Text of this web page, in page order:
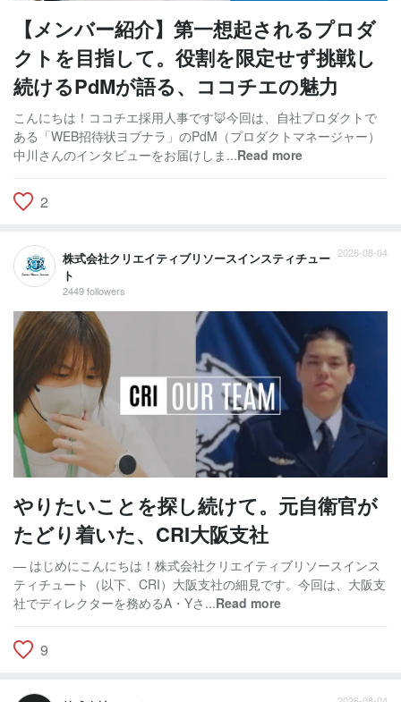
【メンバー紹介】第一想起されるプロダ
クトを目指して。役割を限定せず挑戦し
続けるPdMが語る、ココチエの魅力
こんにちは！ココチエ採用人事です🦊今回は、自社プロダクトで
ある「WEB招待状ヨブナラ」のPdM（プロダクトマネージャー）
中川さんのインタビューをお届けしま...Read more
2
株式会社クリエイティブリソースインスティチュー
ト
2449 followers
2026-08-04
やりたいことを探し続けて。元自衛官が
たどり着いた、CRI大阪支社
— はじめにこんにちは！株式会社クリエイティブリソースインス
ティチュート（以下、CRI）大阪支社の細見です。今回は、大阪支
社でディレクターを務めるA・Yさ...Read more
9